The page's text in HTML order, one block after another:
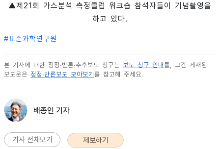
▲제21회 가스분석 측정클럽 워크숍 참석자들이 기념촬영을
하고 있다.
#표준과학연구원
본 기사에 대한 정정·반론·추후보도 청구는 보도 청구 안내 를, 그간 게재된
보도문은 정정·반론보도 모아보기 를 참고해 주세요.
배종인 기자
기사 전체보기 제보하기